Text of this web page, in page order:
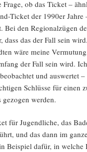
Fra­ge, ob das Ticket –
Ticket der 1990er Jah­re
Bei den Regio­nal­zü­gen
dass das der Fall sein
wäre mei­ne
der Fall sein wird.
und aus­wer­tet
Schlüs­se für einen
gezo­gen werden.
für Jugend­li­che, das
und das dann im
Bei­spiel dafür, in wel­che